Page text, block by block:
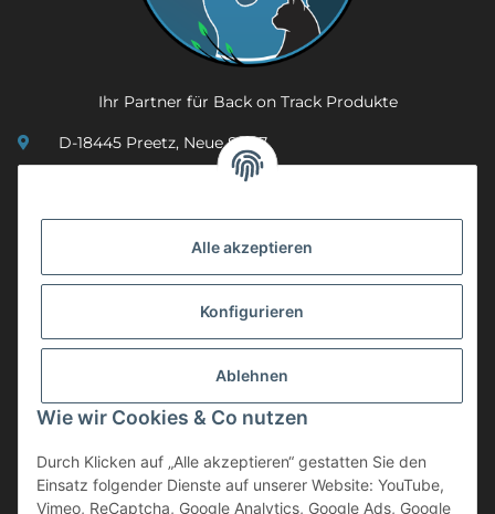
Alle akzeptieren
Konfigurieren
Ablehnen
Wie wir Cookies & Co nutzen
Durch Klicken auf „Alle akzeptieren“ gestatten Sie den
Einsatz folgender Dienste auf unserer Website: YouTube,
Vimeo, ReCaptcha, Google Analytics, Google Ads, Google
Ihr Partner für Back on Track Produkte
D-18445 Preetz, Neue Str. 7
info@mobility-in-harmony.de
Informationen
Back on Track
ZAHLUNGSMETHODEN